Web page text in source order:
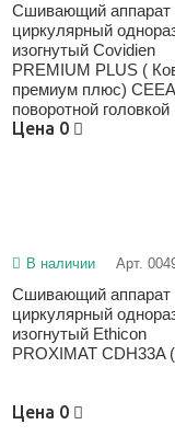
Сшивающий аппарат
циркулярный
изогнутый Covidien
PREMIUM PLUS (
премиум плюс)
поворотной головкой
Цена 0
В наличии Арт.
Сшивающий аппарат
циркулярный
изогнутый Ethicon
PROXIMAT CDH33A
Цена 0